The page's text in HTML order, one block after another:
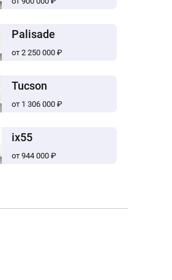
Palisade
от 2 250 000 ₽
Tucson
от 1 306 000 ₽
ix55
от 944 000 ₽